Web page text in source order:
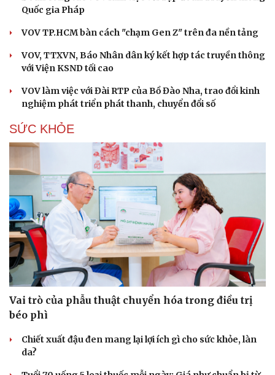
Cải chính
Quốc gia Pháp
VOV TP.HCM bàn cách "chạm Gen Z" trên đa nền tảng
VOV, TTXVN, Báo Nhân dân ký kết hợp tác truyền thông
với Viện KSND tối cao
VOV làm việc với Đài RTP của Bồ Đào Nha, trao đổi kinh
nghiệm phát triển phát thanh, chuyển đổi số
SỨC KHỎE
Vai trò của phẫu thuật chuyển hóa trong điều trị
béo phì
Chiết xuất đậu đen mang lại lợi ích gì cho sức khỏe, làn
da?